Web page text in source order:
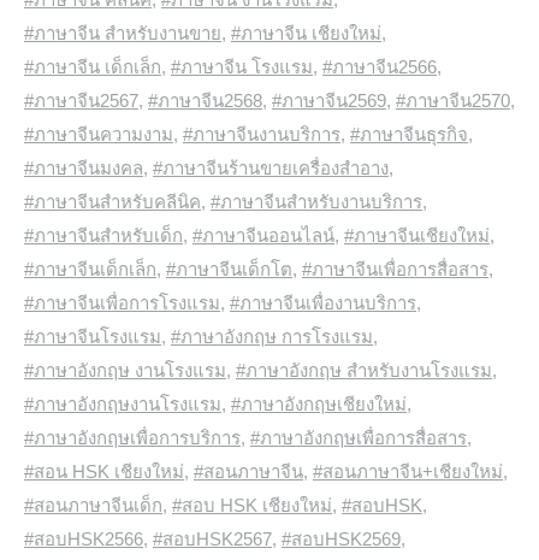
#ภาษาจีน สำหรับงานขาย, #ภาษาจีน เชียงใหม่,
#ภาษาจีน เด็กเล็ก, #ภาษาจีน โรงแรม, #ภาษาจีน2566,
#ภาษาจีน2567, #ภาษาจีน2568, #ภาษาจีน2569, #ภาษาจีน2570,
#ภาษาจีนความงาม, #ภาษาจีนงานบริการ, #ภาษาจีนธุรกิจ,
#ภาษาจีนมงคล, #ภาษาจีนร้านขายเครื่องสำอาง,
#ภาษาจีนสำหรับคลีนิค, #ภาษาจีนสำหรับงานบริการ,
#ภาษาจีนสำหรับเด็ก, #ภาษาจีนออนไลน์, #ภาษาจีนเชียงใหม่,
#ภาษาจีนเด็กเล็ก, #ภาษาจีนเด็กโต, #ภาษาจีนเพื่อการสื่อสาร,
#ภาษาจีนเพื่อการโรงแรม, #ภาษาจีนเพื่องานบริการ,
#ภาษาจีนโรงแรม, #ภาษาอังกฤษ การโรงแรม,
#ภาษาอังกฤษ งานโรงแรม, #ภาษาอังกฤษ สำหรับงานโรงแรม,
#ภาษาอังกฤษงานโรงแรม, #ภาษาอังกฤษเชียงใหม่,
#ภาษาอังกฤษเพื่อการบริการ, #ภาษาอังกฤษเพื่อการสื่อสาร,
#สอน HSK เชียงใหม่, #สอนภาษาจีน, #สอนภาษาจีน+เชียงใหม่,
#สอนภาษาจีนเด็ก, #สอบ HSK เชียงใหม่, #สอบHSK,
#สอบHSK2566, #สอบHSK2567, #สอบHSK2569,